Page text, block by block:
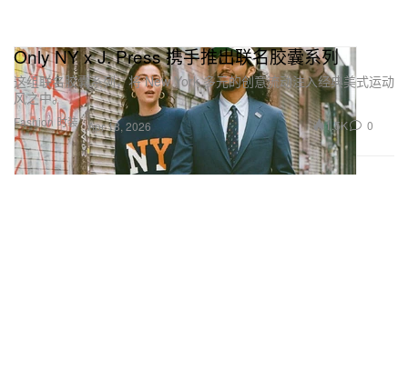
Fashion 时装
Only NY x J. Press 携手推出联名胶囊系列
这组联名胶囊系列，将 New York 多元的创意流动注入经典美式运动
风之中。
Apr 18, 2026 1.5K 0